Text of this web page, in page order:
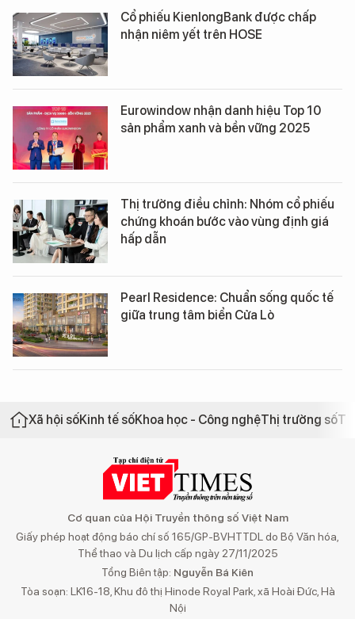
Cổ phiếu KienlongBank được chấp
nhận niêm yết trên HOSE
Eurowindow nhận danh hiệu Top 10
sản phẩm xanh và bền vững 2025
Thị trường điều chỉnh: Nhóm cổ phiếu
chứng khoán bước vào vùng định giá
hấp dẫn
Pearl Residence: Chuẩn sống quốc tế
giữa trung tâm biển Cửa Lò
Xã hội sốKinh tế sốKhoa học - Công nghệThị trường số
Cơ quan của Hội Truyền thông số Việt Nam
Giấy phép hoạt động báo chí số 165/GP-BVHTTDL do Bộ Văn hóa,
Thể thao và Du lịch cấp ngày 27/11/2025
Tổng Biên tập: Nguyễn Bá Kiên
Tòa soạn: LK16-18, Khu đô thị Hinode Royal Park, xã Hoài Đức, Hà
Nội